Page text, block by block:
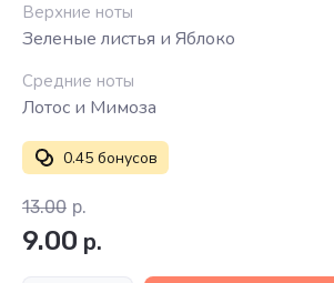
Верхние ноты
Зеленые листья и Яблоко
Средние ноты
Лотос и Мимоза
0.45 бонусов
13.00 р.
9.00 р.